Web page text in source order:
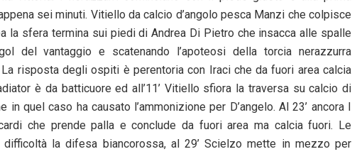
sei minuti. Vitiello da calcio d’angolo pesca Manzi che colpisce
la sfera termina sui piedi di Andrea Di Pietro che insacca alle spalle
del vantaggio e scatenando l’apoteosi della torcia nerazzurra
risposta degli ospiti è perentoria con Iraci che da fuori area calcia
è da batticuore ed all’11’ Vitiello sfiora la traversa su calcio di
quel caso ha causato l’ammonizione per D’angelo. Al 23’ ancora I
che prende palla e conclude da fuori area ma calcia fuori. Le
la difesa biancorossa, al 29’ Scielzo mette in mezzo per